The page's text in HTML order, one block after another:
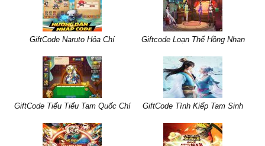
GiftCode Naruto Hỏa Chí Giftcode Loạn Thế Hồng Nhan
GiftCode Tiểu Tiểu Tam Quốc Chí GiftCode Tình Kiếp Tam Sinh